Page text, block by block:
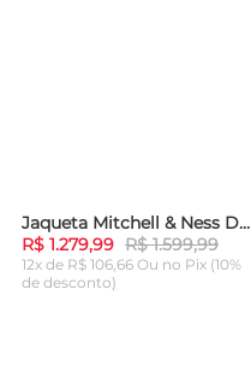
-20%Jaqueta Mitchell & Ness Double Clutch Lightweight Satin Chicago Bulls Vermelha
R$ 1.279,99 R$ 1.599,99
12x de R$ 106,66 Ou no Pix (10%
de desconto)